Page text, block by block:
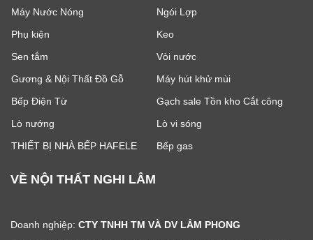
Máy Nước Nóng
Ngói Lợp
Phụ kiện
Keo
Sen tắm
Vòi nước
Gương & Nội Thất Đồ Gỗ
Máy hút khử mùi
Bếp Điện Từ
Gạch sale Tồn kho Cắt công
Lò nướng
Lò vi sóng
THIẾT BỊ NHÀ BẾP HAFELE
Bếp gas
VỀ NỘI THẤT NGHI LÂM
Doanh nghiệp: CTY TNHH TM VÀ DV LÂM PHONG